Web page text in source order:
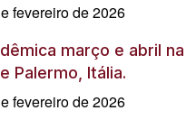
fevereiro de 2026
março e abril na
Palermo, Itália.
fevereiro de 2026